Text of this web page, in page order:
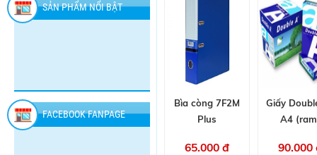
SẢN PHẨM NỔI BẬT
FACEBOOK FANPAGE
Bìa còng 7F2M
Plus
65.000 đ
Giấy
A4
90.000